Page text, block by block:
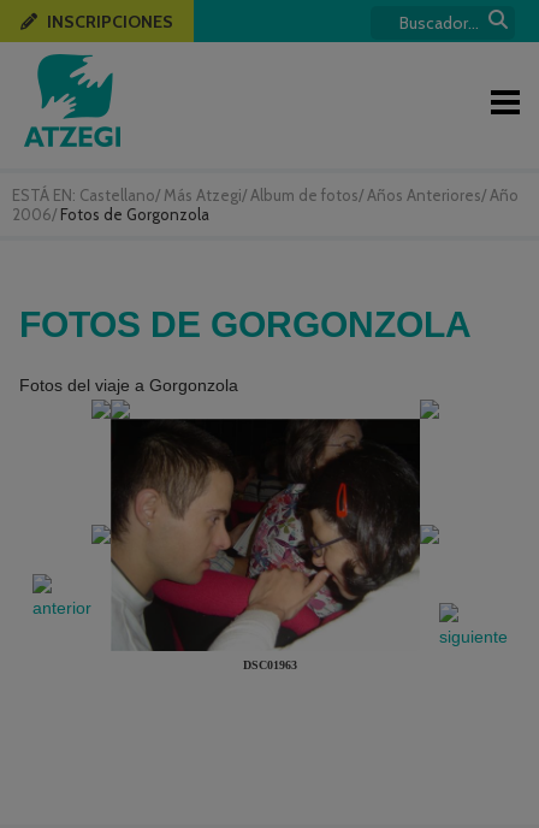
ESTÁ EN: Castellano/ Más Atzegi/ Album de fotos/ Años Anteriores/ Año
2006/ Fotos de Gorgonzola
INSCRIPCIONES
FOTOS DE GORGONZOLA
Fotos del viaje a Gorgonzola
DSC01963